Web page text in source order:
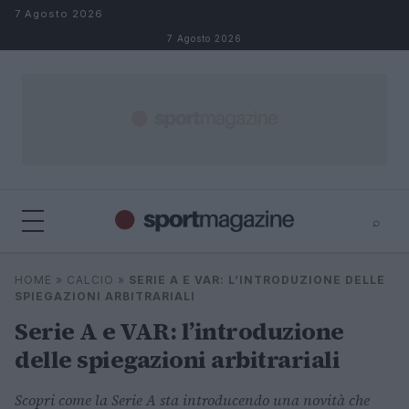
Salta al contenuto
7 Agosto 2026
7 Agosto 2026
⌕
Cerca
⌕ ×
HOME » CALCIO » SERIE A E VAR: L’INTRODUZIONE DELLE
SPIEGAZIONI ARBITRARIALI
Serie A e VAR: l’introduzione
delle spiegazioni arbitrariali
Scopri come la Serie A sta introducendo una novità che